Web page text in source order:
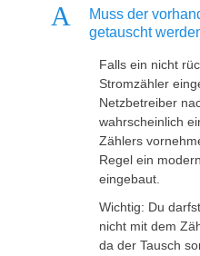
A
Muss der
getauscht
Falls ein nicht
Stromzähler
Netzbetreiber
wahrscheinlich
Zählers
Regel ein
eingebaut.
Wichtig: Du
nicht mit dem
da der Tausch